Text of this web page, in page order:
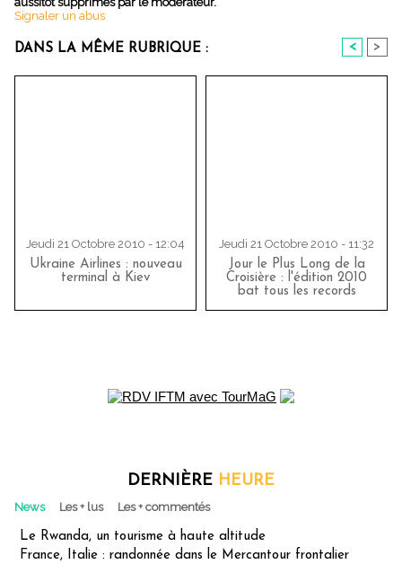
Signaler un abus
DANS LA MÊME RUBRIQUE : < >
Jeudi 21 Octobre 2010 - 12:04
Ukraine Airlines : nouveau
terminal à Kiev
Jeudi 21 Octobre 2010 - 11:32
Jour le Plus Long de la
Croisière : l'édition 2010
bat tous les records
DERNIÈRE HEURE
News Les + lus Les + commentés
Le Rwanda, un tourisme à haute altitude
France, Italie : randonnée dans le Mercantour frontalier